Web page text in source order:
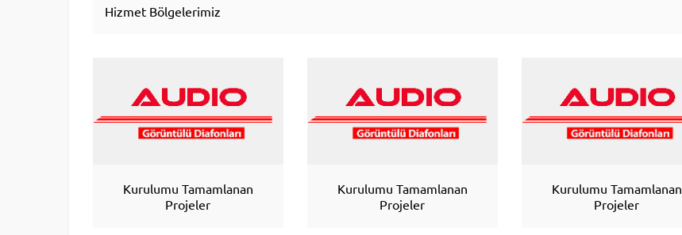
Hizmet Bölgelerimiz
Kurulumu Tamamlanan
Projeler
Kurulumu Tamamlanan
Projeler
Kurulumu Tamamlanan
Projeler